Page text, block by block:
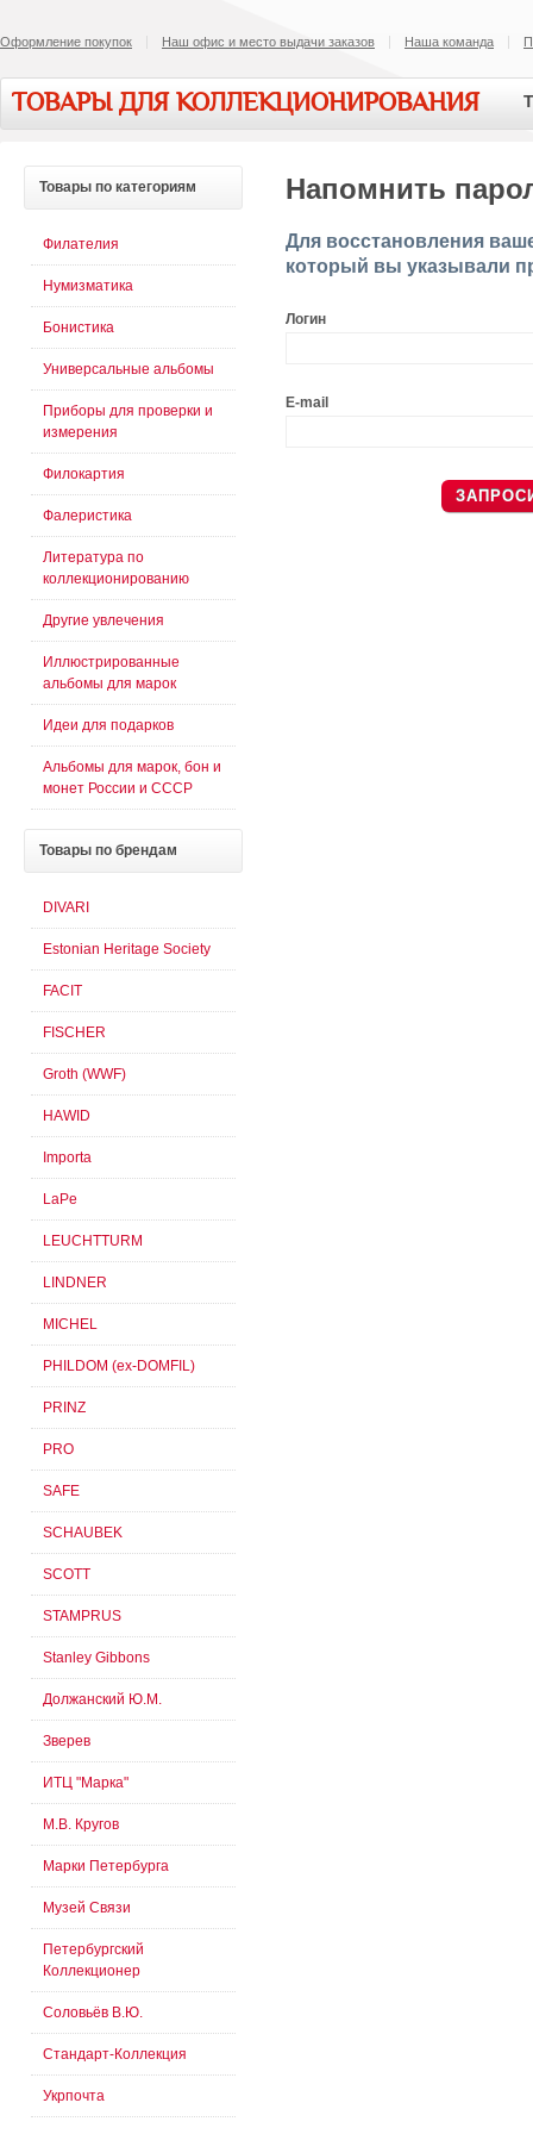
Оформление покупок Наш офис и место выдачи заказов Наша команда
ТОВАРЫ ДЛЯ КОЛЛЕКЦИОНИРОВАНИЯ
Напомнить
Для восстановления
который вы указывали
Логин
E-mail
Товары по категориям
Филателия
Нумизматика
Бонистика
Универсальные альбомы
Приборы для проверки и
измерения
Филокартия
Фалеристика
Литература по
коллекционированию
Другие увлечения
Иллюстрированные
альбомы для марок
Идеи для подарков
Альбомы для марок, бон и
монет России и СССР
Товары по брендам
DIVARI
Estonian Heritage Society
FACIT
FISCHER
Groth (WWF)
HAWID
Importa
LaPe
LEUCHTTURM
LINDNER
MICHEL
PHILDOM (ex-DOMFIL)
PRINZ
PRO
SAFE
SCHAUBEK
SCOTT
STAMPRUS
Stanley Gibbons
Должанский Ю.М.
Зверев
ИТЦ "Марка"
М.В. Кругов
Марки Петербурга
Музей Связи
Петербургский
Коллекционер
Соловьёв В.Ю.
Стандарт-Коллекция
Укрпочта